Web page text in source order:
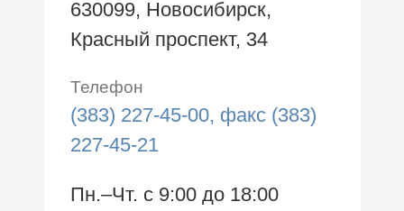
630099, Новосибирск,
Красный проспект, 34
Телефон
(383) 227-45-00, факс (383)
227-45-21
Пн.–Чт. с 9:00 до 18:00